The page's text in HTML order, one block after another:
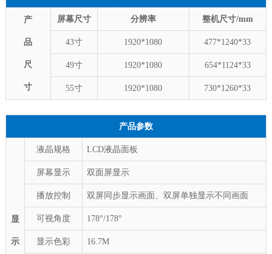
产
品
尺
寸
屏幕尺寸 分辨率 整机尺寸/mm
43寸 1920*1080 477*1240*33
49寸 1920*1080 654*1124*33
55寸 1920*1080 730*1260*33
产品参数
显
示
液晶规格 LCD液晶面板
屏幕显示 双面屏显示
播放控制 双屏同步显示画面、双屏单独显示不同画面
可视角度 178°/178°
显示色彩 16.7M